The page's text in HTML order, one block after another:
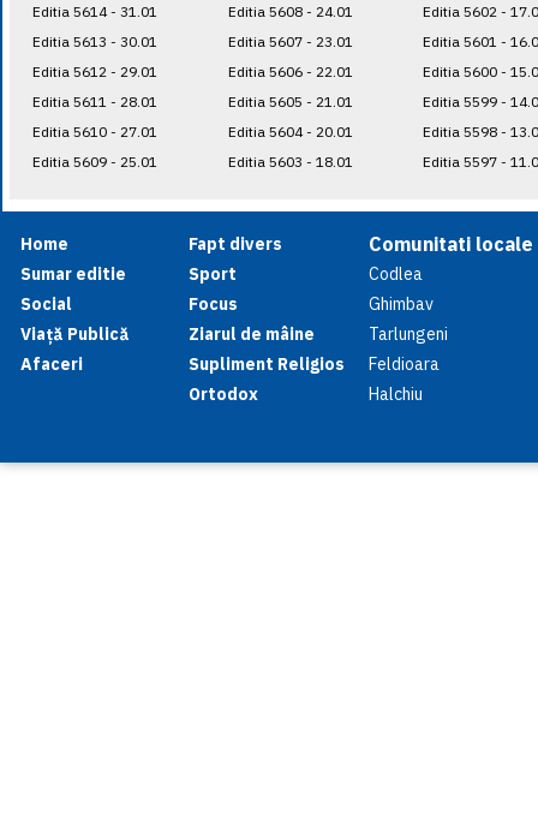
Editia 5614 - 31.01
Editia 5613 - 30.01
Editia 5612 - 29.01
Editia 5611 - 28.01
Editia 5610 - 27.01
Editia 5609 - 25.01
Editia 5608 - 24.01
Editia 5607 - 23.01
Editia 5606 - 22.01
Editia 5605 - 21.01
Editia 5604 - 20.01
Editia 5603 - 18.01
Editia 5602 -
Editia 5601 -
Editia 5600 -
Editia 5599 -
Editia 5598 -
Editia 5597 -
Home
Sumar editie
Social
Viață Publică
Afaceri
Fapt divers
Sport
Focus
Ziarul de mâine
Supliment Religios
Ortodox
Comunitati locale
Codlea
Ghimbav
Tarlungeni
Feldioara
Halchiu